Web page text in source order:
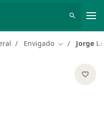
Envigado Cambiar de
Jorge